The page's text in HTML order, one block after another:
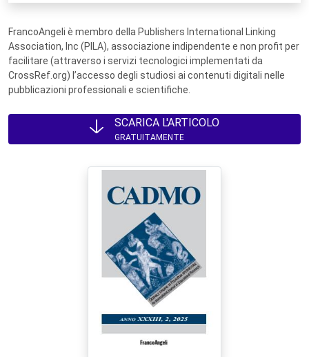
FrancoAngeli è membro della Publishers International Linking
Association, Inc (PILA), associazione indipendente e non profit per
facilitare (attraverso i servizi tecnologici implementati da
CrossRef.org) l’accesso degli studiosi ai contenuti digitali nelle
pubblicazioni professionali e scientifiche.
SCARICA L'ARTICOLO
GRATUITAMENTE